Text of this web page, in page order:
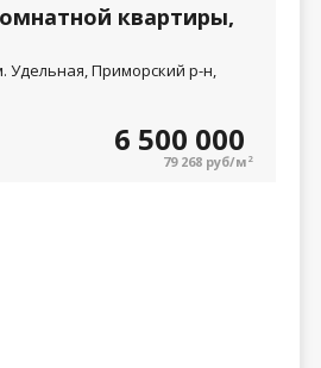
квартиры,
Удельная, Приморский р-н,
6 500 000
79 268 руб/м 2